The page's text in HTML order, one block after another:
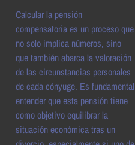
Calcular la pensión
compensatoria es un proceso que
no solo implica números, sino
que también abarca la valoración
de las circunstancias personales
de cada cónyuge. Es fundamental
entender que esta pensión tiene
como objetivo equilibrar la
situación económica tras un